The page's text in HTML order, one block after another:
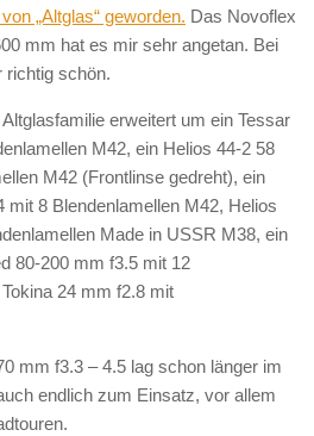
„Altglas“ geworden. Das Novoflex
mm hat es mir sehr angetan. Bei
richtig schön.
erweitert um ein Tessar
M42, ein Helios 44-2 58
M42 (Frontlinse gedreht), ein
mit 8 Blendenlamellen M42, Helios
Made in USSR M38, ein
80-200 mm f3.5 mit 12
24 mm f2.8 mit
mm f3.3 – 4.5 lag schon länger im
endlich zum Einsatz, vor allem